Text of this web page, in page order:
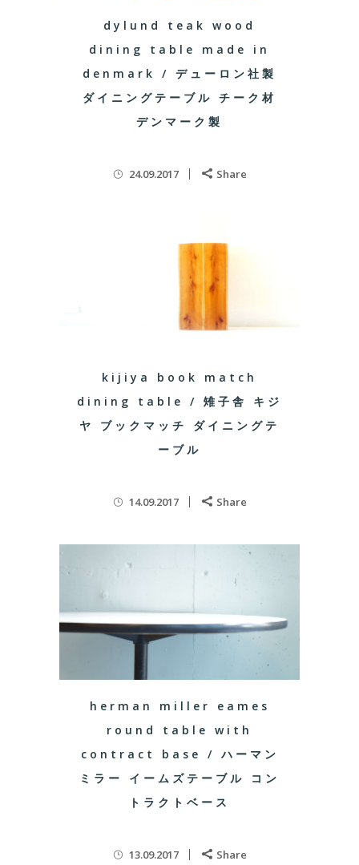
dylund teak wood
dining table made in
denmark / デューロン社製
ダイニングテーブル チーク材
デンマーク製
24.09.2017 Share
kijiya book match
dining table / 雉子舎 キジ
ヤ ブックマッチ ダイニングテ
ーブル
14.09.2017 Share
herman miller eames
round table with
contract base / ハーマン
ミラー イームズテーブル コン
トラクトベース
13.09.2017 Share